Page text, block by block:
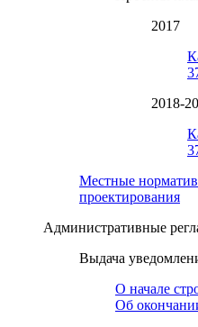
2017
2018-
Местные
проектирования
Административные
Выдача
О начале
Об